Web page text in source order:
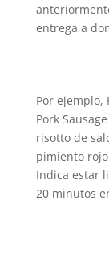
entrega a
Por ejemplo,
Pork
risotto de
pimiento
Indica estar
20 minutos